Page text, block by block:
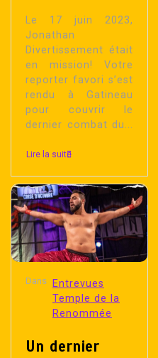
Le 17 juin 2023,
Jonathan
Divertissement était
en mission! Votre
reporter favori s’est
rendu à Gatineau
pour couvrir le
dernier combat du...
Lire la suite
Dans
Entrevues
Temple de la
Renommée
Un dernier